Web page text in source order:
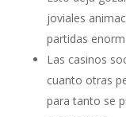
joviales
partidas
Las casinos
cuanto otras
para tanto se